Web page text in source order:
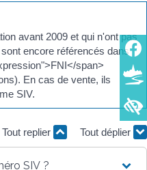
avant 2009 et qui n'ont pas
encore référencés dans
span>
En cas de vente, ils
SIV.
Tout replier Tout déplier
SIV ?